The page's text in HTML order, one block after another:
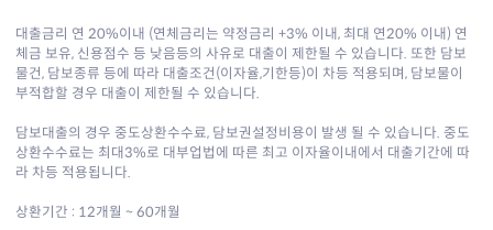
대출금리 연 20%이내 (연체금리는 약정금리 +3% 이내, 최대 연20% 이내) 연
체금 보유, 신용점수 등 낮음등의 사유로 대출이 제한될 수 있습니다. 또한 담보
물건, 담보종류 등에 따라 대출조건(이자율,기한등)이 차등 적용되며, 담보물이
부적합할 경우 대출이 제한될 수 있습니다.
담보대출의 경우 중도상환수수료, 담보권설정비용이 발생 될 수 있습니다. 중도
상환수수료는 최대3%로 대부업법에 따른 최고 이자율이내에서 대출기간에 따
라 차등 적용됩니다.
상환기간 : 12개월 ~ 60개월